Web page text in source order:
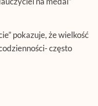
pokazuje, że wielkość
często